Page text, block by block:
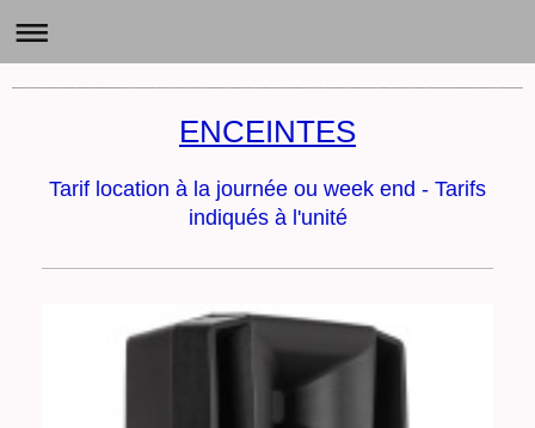
ENCEINTES
Tarif location à la journée ou week end - Tarifs
indiqués à l'unité